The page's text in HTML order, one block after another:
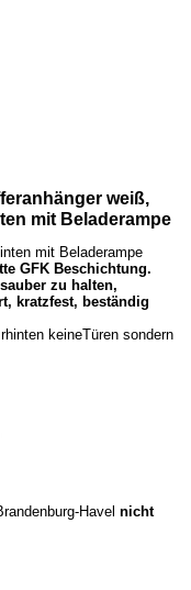
weiß,
mit Beladerampe
mit Beladerampe
GFK Beschichtung.
zu halten,
kratzfest, beständig
keineTüren sondern
Havel nicht